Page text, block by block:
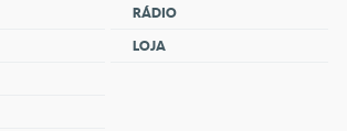
RÁDIO
LOJA